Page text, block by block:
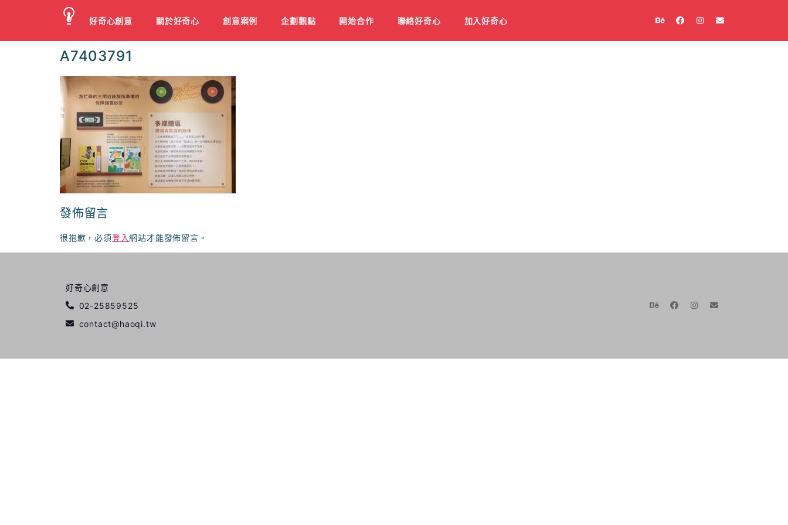
好奇心創意 關於好奇心 創意案例 企劃觀點 開始合作 聯絡好奇心 加入好奇心
A7403791
發佈留言
很抱歉，必須登入網站才能發佈留言。
好奇心創意
02-25859525
contact@haoqi.tw